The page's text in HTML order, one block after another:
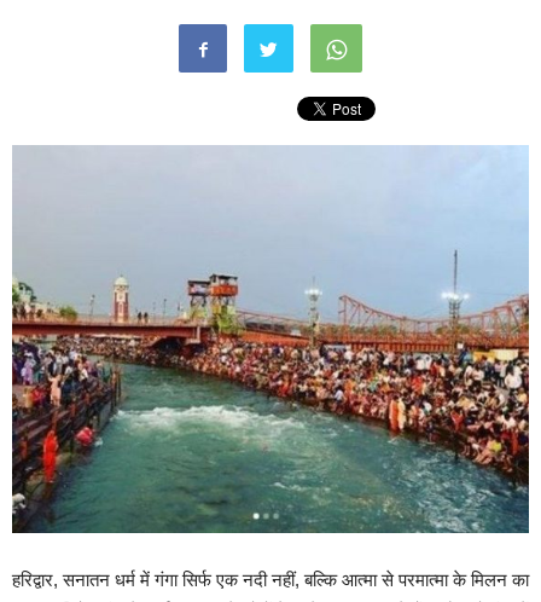
हरिद्वार, सनातन धर्म में गंगा सिर्फ एक नदी नहीं, बल्कि आत्मा से परमात्मा के मिलन का